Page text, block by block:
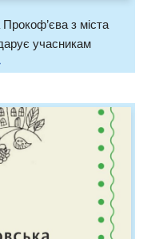
Прокоф’єва з міста
учасникам